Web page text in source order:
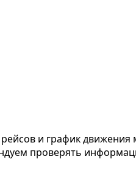
и график
проверять